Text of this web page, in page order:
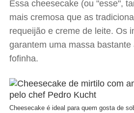
Essa cheesecake (ou "esse",
mais cremosa que as
requeijão e creme de leite. Os
garantem uma massa bastante
fofinha.
Cheesecake é ideal para quem gosta de